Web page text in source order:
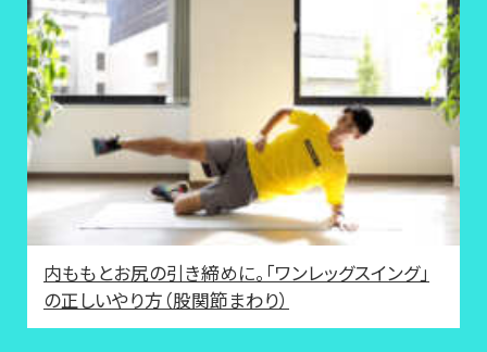
内ももとお尻の引き締めに。「ワンレッグスイング」
の正しいやり方（股関節まわり）